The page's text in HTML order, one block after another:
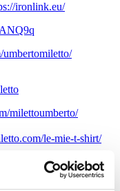
ironlink.eu/
milettoumberto/
le-mie-t-shirt/
di allenamento del